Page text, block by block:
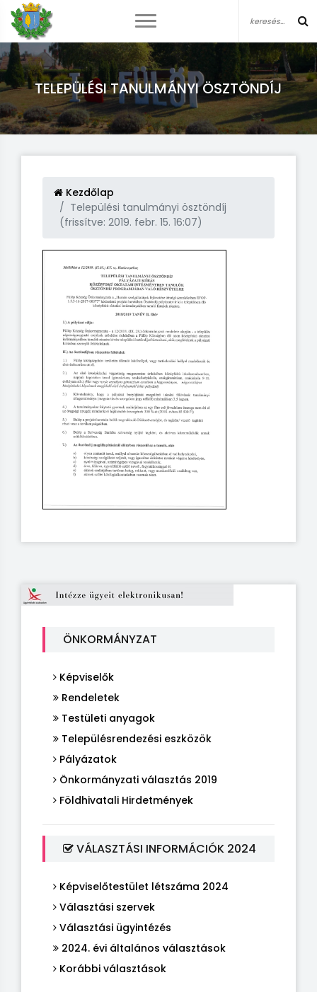
TELEPÜLÉSI TANULMÁNYI ÖSZTÖNDÍJ
ÖNKORMÁNYZAT
Képviselők
Rendeletek
Testületi anyagok
Településrendezési eszközök
Pályázatok
Önkormányzati választás 2019
Földhivatali Hirdetmények
VÁLASZTÁSI INFORMÁCIÓK 2024
Képviselőtestület létszáma 2024
Választási szervek
Választási ügyintézés
2024. évi általános választások
Korábbi választások
Kezdőlap
Települési tanulmányi ösztöndíj
(frissítve: 2019. febr. 15. 16:07)